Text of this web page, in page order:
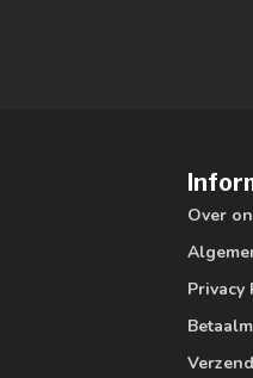
Over
Privacy